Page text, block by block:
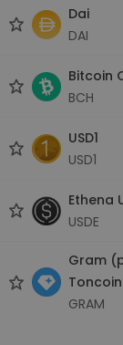
Dai
DAI
Bitcoin
BCH
USD1
USD1
Ethena
USDE
Gram
GRAM